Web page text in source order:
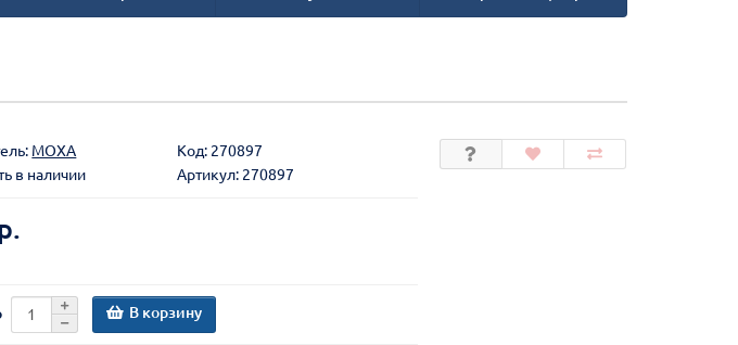
MOXA Код: 270897
в наличии
Артикул: 270897
В корзину